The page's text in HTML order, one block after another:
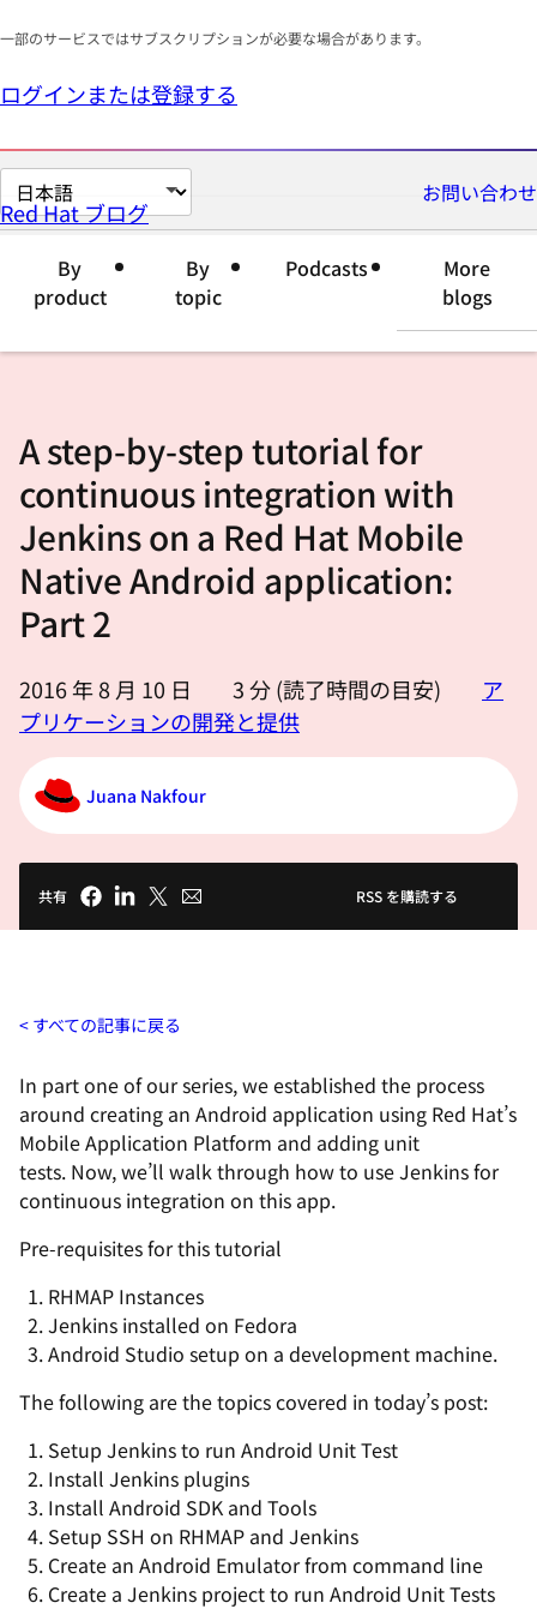
一部のサービスではサブスクリプションが必要な場合があります。
ログインまたは登録する
ペ
ー
語
し
て
く
お問い合わせ
Red Hat ブログ
By
product
By
topic
Podcasts
More
blogs
A step-by-step tutorial for
continuous integration with
Jenkins on a Red Hat Mobile
Native Android application:
Part 2
2016 年 8 月 10 日 3分 (読了時間の目安)
ア
プリケーションの開発と提供
Juana Nakfour
共有 RSS を購読する
すべての記事に戻る
In part one of our series, we established the process
around creating an Android application using Red Hat’s
Mobile Application Platform and adding unit
tests. Now, we’ll walk through how to use Jenkins for
continuous integration on this app.
Pre-requisites for this tutorial
RHMAP Instances
Jenkins installed on Fedora
Android Studio setup on a development machine.
The following are the topics covered in today’s post:
Setup Jenkins to run Android Unit Test
Install Jenkins plugins
Install Android SDK and Tools
Setup SSH on RHMAP and Jenkins
Create an Android Emulator from command line
Create a Jenkins project to run Android Unit Tests